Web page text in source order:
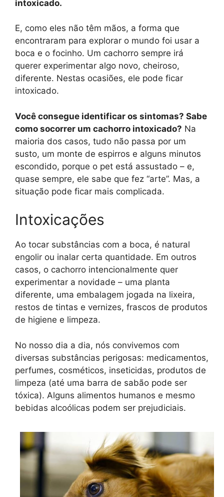
intoxicado.
E, como eles não têm mãos, a forma que
encontraram para explorar o mundo foi usar a
boca e o focinho. Um cachorro sempre irá
querer experimentar algo novo, cheiroso,
diferente. Nestas ocasiões, ele pode ficar
intoxicado.
Você consegue identificar os sintomas? Sabe
como socorrer um cachorro intoxicado? Na
maioria dos casos, tudo não passa por um
susto, um monte de espirros e alguns minutos
escondido, porque o pet está assustado – e,
quase sempre, ele sabe que fez “arte”. Mas, a
situação pode ficar mais complicada.
Intoxicações
Ao tocar substâncias com a boca, é natural
engolir ou inalar certa quantidade. Em outros
casos, o cachorro intencionalmente quer
experimentar a novidade – uma planta
diferente, uma embalagem jogada na lixeira,
restos de tintas e vernizes, frascos de produtos
de higiene e limpeza.
No nosso dia a dia, nós convivemos com
diversas substâncias perigosas: medicamentos,
perfumes, cosméticos, inseticidas, produtos de
limpeza (até uma barra de sabão pode ser
tóxica). Alguns alimentos humanos e mesmo
bebidas alcoólicas podem ser prejudiciais.